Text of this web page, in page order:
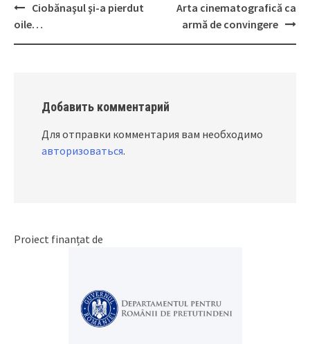
Post
navigation
Ciobănaşul şi-a pierdut
oile…
Arta cinematografică ca
armă de convingere
Добавить комментарий
Для отправки комментария вам необходимо
авторизоваться.
Proiect finanțat de